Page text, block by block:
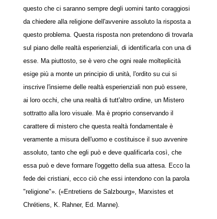
questo che ci saranno sempre degli uomini tanto coraggiosi
da chiedere alla religione dell'avvenire assoluto la risposta a
questo problema. Questa risposta non pretendono di trovarla
sul piano delle realtà esperienziali, di identificarla con una di
esse. Ma piuttosto, se è vero che ogni reale molteplicità
esige più a monte un principio di unità, l'ordito su cui si
inscrive l'insieme delle realtà esperienziali non può essere,
ai loro occhi, che una realtà di tutt'altro ordine, un Mistero
sottratto alla loro visuale. Ma è proprio conservando il
carattere di mistero che questa realtà fondamentale è
veramente a misura dell'uomo e costituisce il suo avvenire
assoluto, tanto che egli può e deve qualificarla così, che
essa può e deve formare l'oggetto della sua attesa. Ecco la
fede dei cristiani, ecco ciò che essi intendono con la parola
"religione"». («Entretiens de Salzbourg», Marxistes et
Chrétiens, K. Rahner, Ed. Manne).